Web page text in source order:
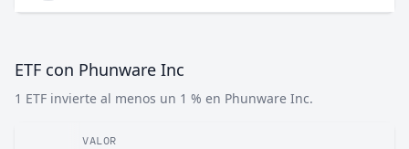
ETF con Phunware Inc
1 ETF invierte al menos un 1 % en Phunware Inc.
VALOR